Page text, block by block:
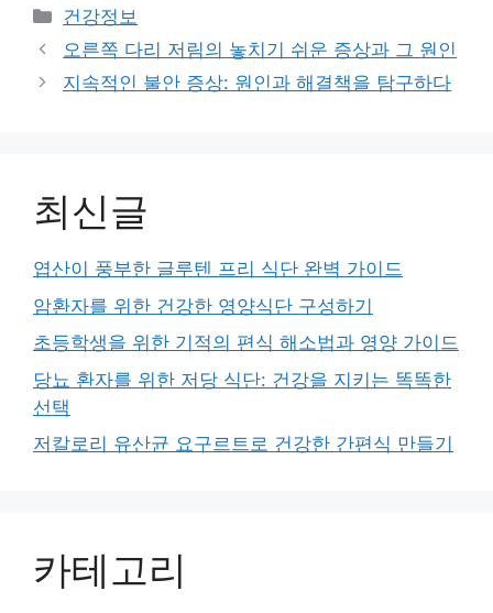
Categories
건강정보
오른쪽 다리 저림의 놓치기 쉬운 증상과 그 원인
지속적인 불안 증상: 원인과 해결책을 탐구하다
최신글
엽산이 풍부한 글루텐 프리 식단 완벽 가이드
암환자를 위한 건강한 영양식단 구성하기
초등학생을 위한 기적의 편식 해소법과 영양 가이드
당뇨 환자를 위한 저당 식단: 건강을 지키는 똑똑한
선택
저칼로리 유산균 요구르트로 건강한 간편식 만들기
카테고리